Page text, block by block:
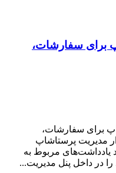
برای سفارشات،
برای سفارشات،
مدیریت پرستاشاپ
یادداشت‌های مربوط به
در داخل پنل مدیریت...